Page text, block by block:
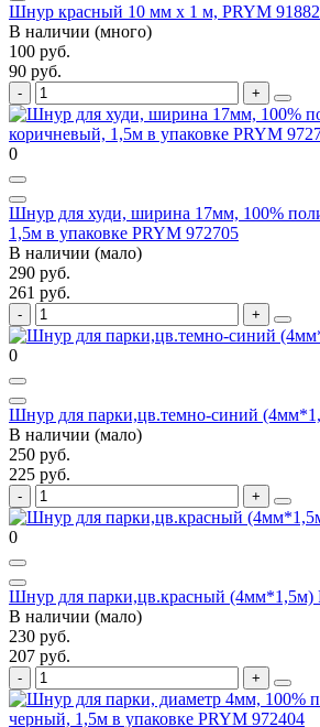
Шнур красный 10 мм х 1 м, PRYM
В наличии (много)
100 руб.
90 руб.
0
Шнур для худи, ширина 17мм, 100%
1,5м в упаковке PRYM 972705
В наличии (мало)
290 руб.
261 руб.
0
Шнур для парки,цв.темно-синий
В наличии (мало)
250 руб.
225 руб.
0
Шнур для парки,цв.красный (4мм*1,5м)
В наличии (мало)
230 руб.
207 руб.